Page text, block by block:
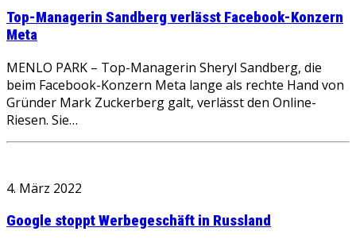
Top-Managerin Sandberg verlässt Facebook-Konzern
Meta
MENLO PARK – Top-Managerin Sheryl Sandberg, die
beim Facebook-Konzern Meta lange als rechte Hand von
Gründer Mark Zuckerberg galt, verlässt den Online-
Riesen. Sie…
4. März 2022
Google stoppt Werbegeschäft in Russland